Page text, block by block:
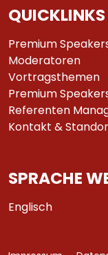
QUICKLINKS
Premium
Moderatoren
Vortragsthemen
Premium
Referenten
Kontakt &
SPRACHE
Englisch